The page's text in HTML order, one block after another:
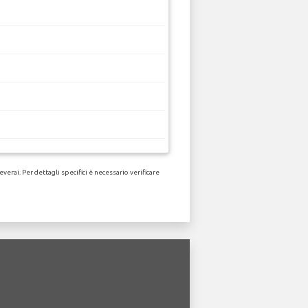
Per dettagli specifici è necessario verificare